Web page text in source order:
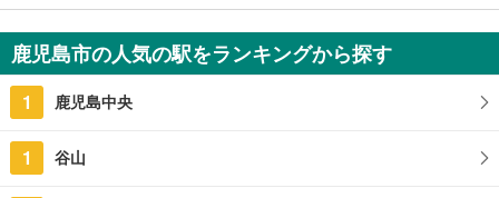
350万円
2DK
62.8m2（登記）
鹿児島県鹿児島市草牟田2丁目
鹿児島市の人気の駅をランキングから探す
1 鹿児島中央
1 谷山